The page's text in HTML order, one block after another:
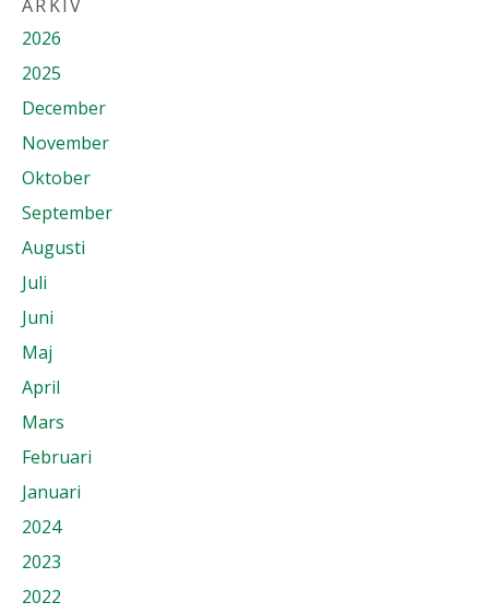
ARKIV
2026
2025
December
November
Oktober
September
Augusti
Juli
Juni
Maj
April
Mars
Februari
Januari
2024
2023
2022